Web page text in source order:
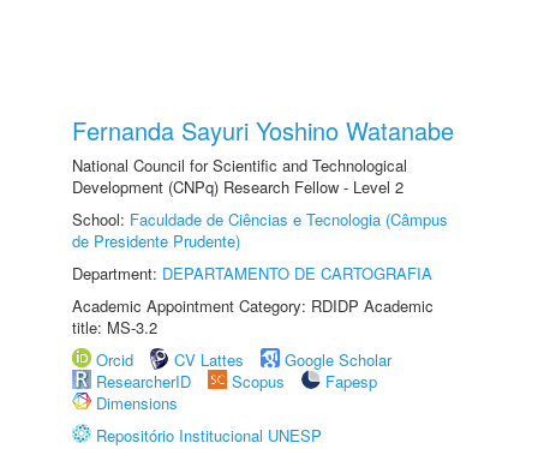
Fernanda Sayuri Yoshino Watanabe
National Council for Scientific and Technological
Development (CNPq) Research Fellow - Level 2
School: Faculdade de Ciências e Tecnologia (Câmpus
de Presidente Prudente)
Department: DEPARTAMENTO DE CARTOGRAFIA
Academic Appointment Category: RDIDP Academic
title: MS-3.2
Orcid
CV Lattes
Google Scholar
ResearcherID
Scopus
Fapesp
Dimensions
Repositório Institucional UNESP